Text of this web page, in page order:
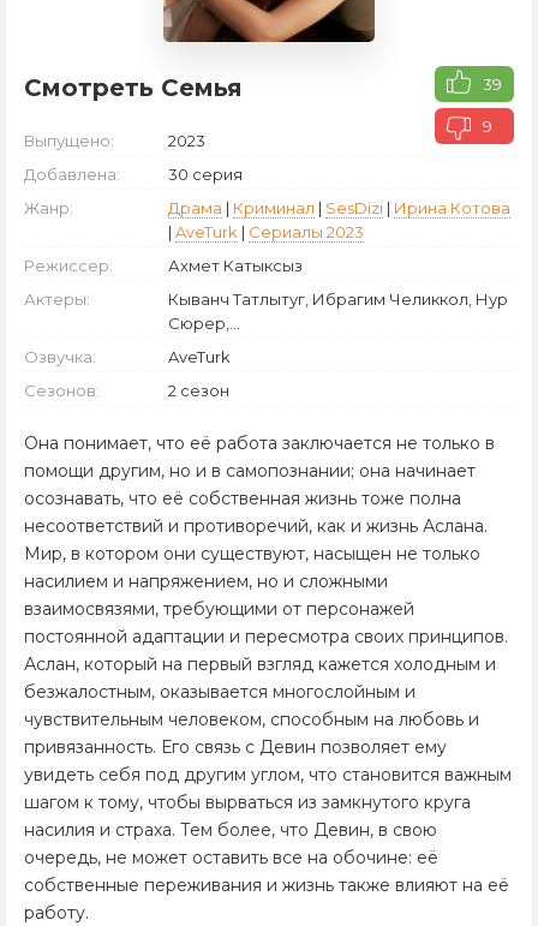
Смотреть Семья 39
9
Выпущено:
2023
Добавлена:
30 серия
Жанр:
Драма | Криминал | SesDizi | Ирина Котова
| AveTurk | Сериалы 2023
Режиссер:
Ахмет Катыксыз
Актеры:
Кыванч Татлытуг, Ибрагим Челиккол, Нур
Сюрер,...
Озвучка:
AveTurk
Сезонов:
2 сезон
Она понимает, что её работа заключается не только в
помощи другим, но и в самопознании; она начинает
осознавать, что её собственная жизнь тоже полна
несоответствий и противоречий, как и жизнь Аслана.
Мир, в котором они существуют, насыщен не только
насилием и напряжением, но и сложными
взаимосвязями, требующими от персонажей
постоянной адаптации и пересмотра своих принципов.
Аслан, который на первый взгляд кажется холодным и
безжалостным, оказывается многослойным и
чувствительным человеком, способным на любовь и
привязанность. Его связь с Девин позволяет ему
увидеть себя под другим углом, что становится важным
шагом к тому, чтобы вырваться из замкнутого круга
насилия и страха. Тем более, что Девин, в свою
очередь, не может оставить все на обочине: её
собственные переживания и жизнь также влияют на её
работу.